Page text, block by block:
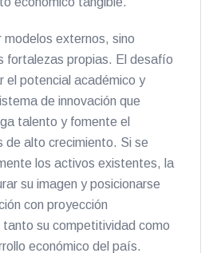
modelos externos, sino
fortalezas propias. El desafío
el potencial académico y
de innovación que
talento y fomente el
de alto crecimiento. Si se
los activos existentes, la
su imagen y posicionarse
con proyección
su competitividad como
económico del país.